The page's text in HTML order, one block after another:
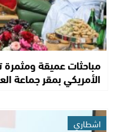
مباحثات عميقة ومثمرة
الأمريكي بمقر جماعة
اشطاري